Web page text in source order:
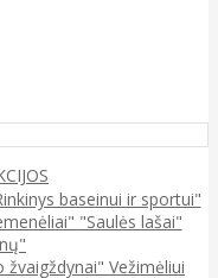
baseinui ir sportui"
"Saulės lašai"
žvaigždynai" Vežimėliui